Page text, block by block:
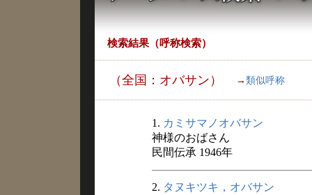
検索結果（呼称検索）
（全国：オバサン） → 類似呼称
1. カミサマノオバサン
神様のおばさん
民間伝承 1946年
2. タヌキツキ，オバサン